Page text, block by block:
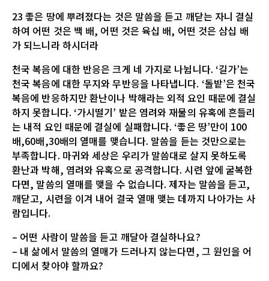
23 좋은 땅에 뿌려졌다는 것은 말씀을 듣고 깨닫는 자니 결실
하여 어떤 것은 백 배, 어떤 것은 육십 배, 어떤 것은 삼십 배
가 되느니라 하시더라
천국 복음에 대한 반응은 크게 네 가지로 나뉩니다. ‘길가’는
천국 복음에 대한 무지와 무반응을 나타냅니다. ‘돌밭’은 천국
복음에 반응하지만 환난이나 박해라는 외적 요인 때문에 결실
하지 못합니다. ‘가시떨기’ 밭은 염려와 재물의 유혹에 흔들리
는 내적 요인 때문에 결실에 실패합니다. ‘좋은 땅’만이 100
배,60배,30배의 열매를 맺습니다. 말씀을 듣는 것만으로는
부족합니다. 마귀와 세상은 우리가 말씀대로 살지 못하도록
환난과 박해, 염려와 유혹으로 공격합니다. 시련 앞에 굴복한
다면, 말씀의 열매를 맺을 수 없습니다. 제자는 말씀을 듣고,
깨닫고, 시련을 이겨 내어 결국 열매 맺는 데까지 나아가는 사
람입니다.
– 어떤 사람이 말씀을 듣고 깨달아 결실하나요?
– 내 삶에서 말씀의 열매가 드러나지 않는다면, 그 원인을 어
디에서 찾아야 할까요?